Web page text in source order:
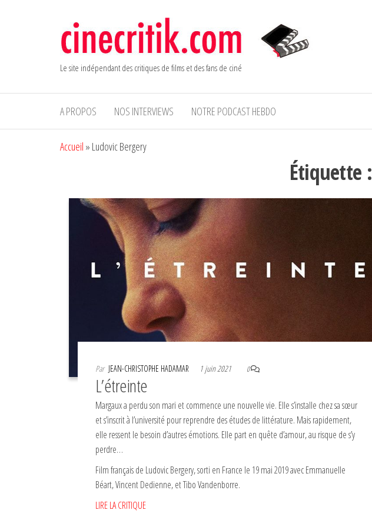
Le site indépendant des critiques de films et des fans de ciné
A PROPOS NOS INTERVIEWS NOTRE PODCAST HEBDO
Accueil » Ludovic Bergery
Étiquette :
Par JEAN-CHRISTOPHE HADAMAR 1 juin 2021 0
L’étreinte
Margaux a perdu son mari et commence une nouvelle vie. Elle s’installe chez sa sœur
et s’inscrit à l’université pour reprendre des études de littérature. Mais rapidement,
elle ressent le besoin d’autres émotions. Elle part en quête d’amour, au risque de s’y
perdre…
Film français de Ludovic Bergery, sorti en France le 19 mai 2019 avec Emmanuelle
Béart, Vincent Dedienne, et Tibo Vandenborre.
LIRE LA CRITIQUE